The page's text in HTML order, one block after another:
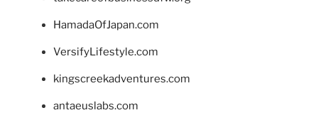
HamadaOfJapan.com
VersifyLifestyle.com
kingscreekadventures.com
antaeuslabs.com